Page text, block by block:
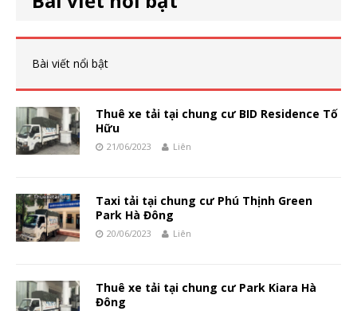
Bài viết nổi bật
Thuê xe tải tại chung cư BID Residence Tố
Hữu
21/06/2023 Liên
Taxi tải tại chung cư Phú Thịnh Green
Park Hà Đông
20/06/2023 Liên
Thuê xe tải tại chung cư Park Kiara Hà
Đông